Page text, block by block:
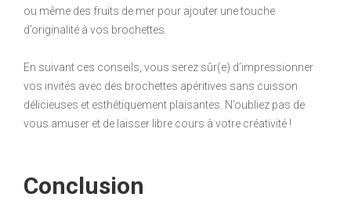
ou même des fruits de mer pour ajouter une touche
d’originalité à vos brochettes.
En suivant ces conseils, vous serez sûr(e) d’impressionner
vos invités avec des brochettes apéritives sans cuisson
délicieuses et esthétiquement plaisantes. N’oubliez pas de
vous amuser et de laisser libre cours à votre créativité !
Conclusion